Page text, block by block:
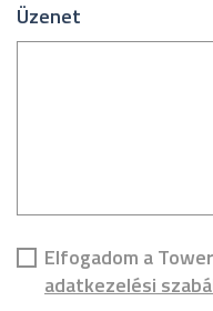
Üzenet
Elfogadom a
adatkezelési